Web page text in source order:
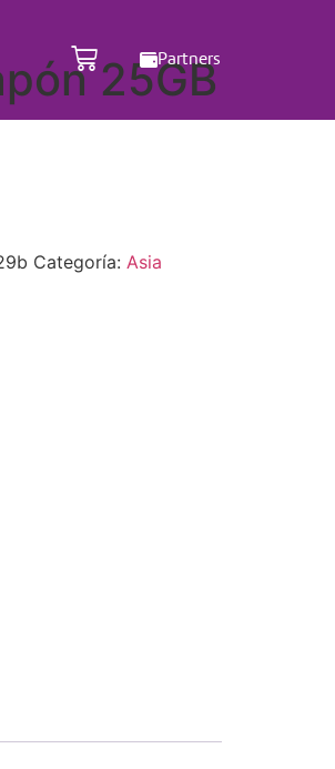
Partners
25GB
Categoría: Asia